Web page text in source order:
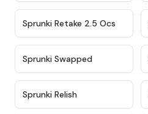
★ 4.6
Sprunki Retake 2.5 Ocs
Sprunki Swapped
Sprunki Relish